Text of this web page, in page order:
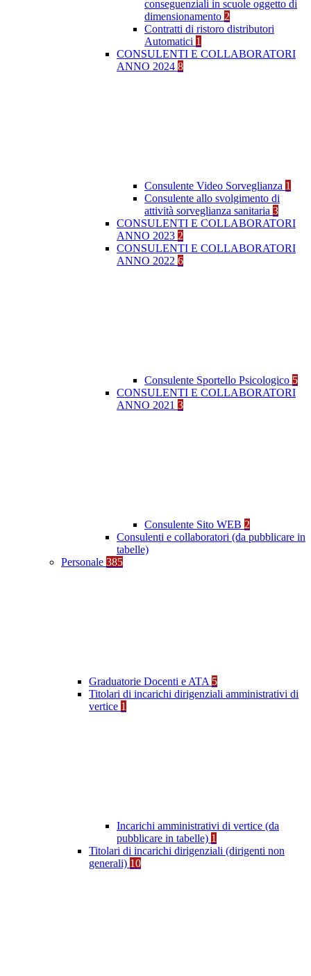
conseguenziali in scuole oggetto di
dimensionamento 2
Contratti di ristoro distributori
Automatici 1
CONSULENTI E COLLABORATORI
ANNO 2024 8
Consulente Video Sorveglianza 1
Consulente allo svolgimento di
attività sorveglianza sanitaria 3
CONSULENTI E COLLABORATORI
ANNO 2023 2
CONSULENTI E COLLABORATORI
ANNO 2022 6
Consulente Sportello Psicologico 5
CONSULENTI E COLLABORATORI
ANNO 2021 3
Consulente Sito WEB 2
Consulenti e collaboratori (da pubblicare in
tabelle)
Personale 385
Graduatorie Docenti e ATA 5
Titolari di incarichi dirigenziali amministrativi di
vertice 1
Incarichi amministrativi di vertice (da
pubblicare in tabelle) 1
Titolari di incarichi dirigenziali (dirigenti non
generali) 10